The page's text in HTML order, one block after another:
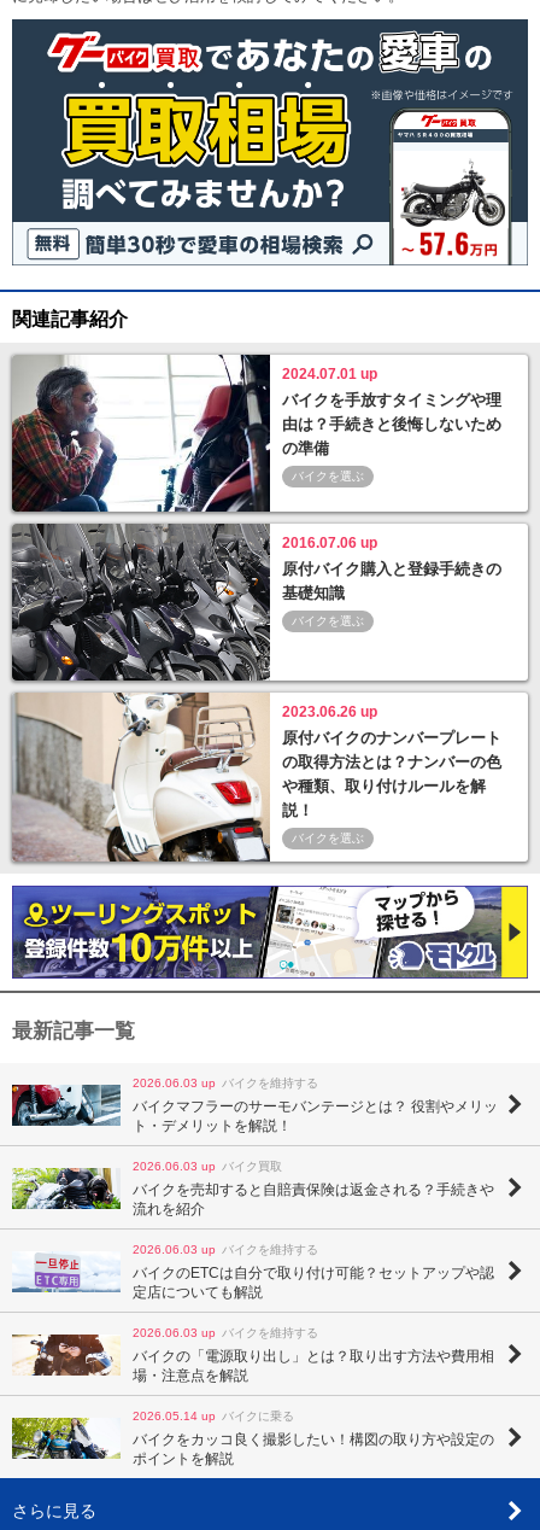
関連記事紹介
2024.07.01 up
バイクを手放すタイミングや理
由は？手続きと後悔しないため
の準備
バイクを選ぶ
2016.07.06 up
原付バイク購入と登録手続きの
基礎知識
バイクを選ぶ
2023.06.26 up
原付バイクのナンバープレート
の取得方法とは？ナンバーの色
や種類、取り付けルールを解
説！
バイクを選ぶ
最新記事一覧
2026.06.03 up バイクを維持する
バイクマフラーのサーモバンテージとは？ 役割やメリッ
ト・デメリットを解説！
2026.06.03 up バイク買取
バイクを売却すると自賠責保険は返金される？手続きや
流れを紹介
2026.06.03 up バイクを維持する
バイクのETCは自分で取り付け可能？セットアップや認
定店についても解説
2026.06.03 up バイクを維持する
バイクの「電源取り出し」とは？取り出す方法や費用相
場・注意点を解説
2026.05.14 up バイクに乗る
バイクをカッコ良く撮影したい！構図の取り方や設定の
ポイントを解説
さらに見る